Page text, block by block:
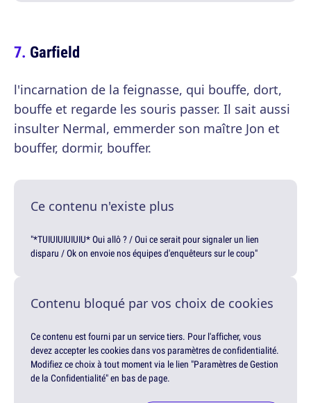
Garfield
l'incarnation de la feignasse, qui bouffe, dort,
bouffe et regarde les souris passer. Il sait aussi
insulter Nermal, emmerder son maître Jon et
bouffer, dormir, bouffer.
Ce contenu n'existe plus
"*TUIUIUIUIUIU* Oui allô ? / Oui ce serait pour signaler un lien
disparu / Ok on envoie nos équipes d'enquêteurs sur le coup"
Contenu bloqué par vos choix de cookies
Ce contenu est fourni par un service tiers. Pour l'afficher, vous
devez accepter les cookies dans vos paramètres de confidentialité.
Modifiez ce choix à tout moment via le lien "Paramètres de Gestion
de la Confidentialité" en bas de page.